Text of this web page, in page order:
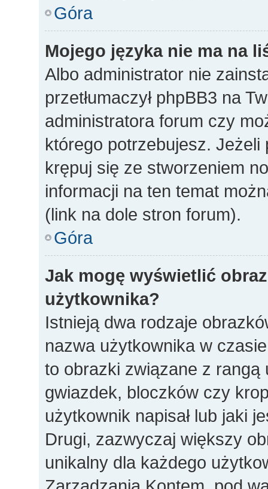
Góra
Mojego języka nie ma na
Albo administrator nie
przetłumaczył phpBB3 na
administratora forum czy
którego potrzebujesz.
krępuj się ze stworzeniem
informacji na ten temat
(link na dole stron forum).
Góra
Jak mogę wyświetlić
użytkownika?
Istnieją dwa rodzaje
nazwa użytkownika w
to obrazki związane z
gwiazdek, bloczków czy
użytkownik napisał lub jaki
Drugi, zazwyczaj większy
unikalny dla każdego